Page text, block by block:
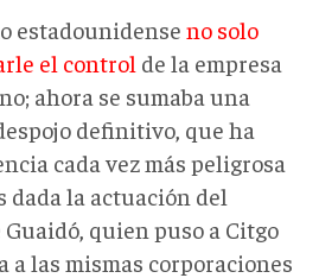
estadounidense no solo
el control de la empresa
ahora se sumaba una
definitivo, que ha
cada vez más peligrosa
dada la actuación del
Guaidó, quien puso a Citgo
a las mismas corporaciones